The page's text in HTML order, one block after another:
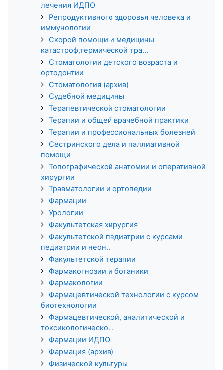
лечения ИДПО
Репродуктивного здоровья человека и
иммунологии
Скорой помощи и медицины
катастроф,термической тра...
Стоматологии детского возраста и
ортодонтии
Стоматология (архив)
Судебной медицины
Терапевтической стоматологии
Терапии и общей врачебной практики
Терапии и профессиональных болезней
Сестринского дела и паллиативной
помощи
Топографической анатомии и оперативной
хирургии
Травматологии и ортопедии
Фармации
Урологии
Факультетская хирургия
Факультетской педиатрии с курсами
педиатрии и неон...
Факультетской терапии
Фармакогнозии и ботаники
Фармакологии
Фармацевтической технологии с курсом
биотехнологии
Фармацевтической, аналитической и
токсикологическо...
Фармации ИДПО
Фармация (архив)
Физической культуры